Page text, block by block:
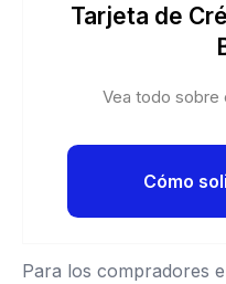
Tarjeta de
Vea todo sobre
Cómo
Para los compradores